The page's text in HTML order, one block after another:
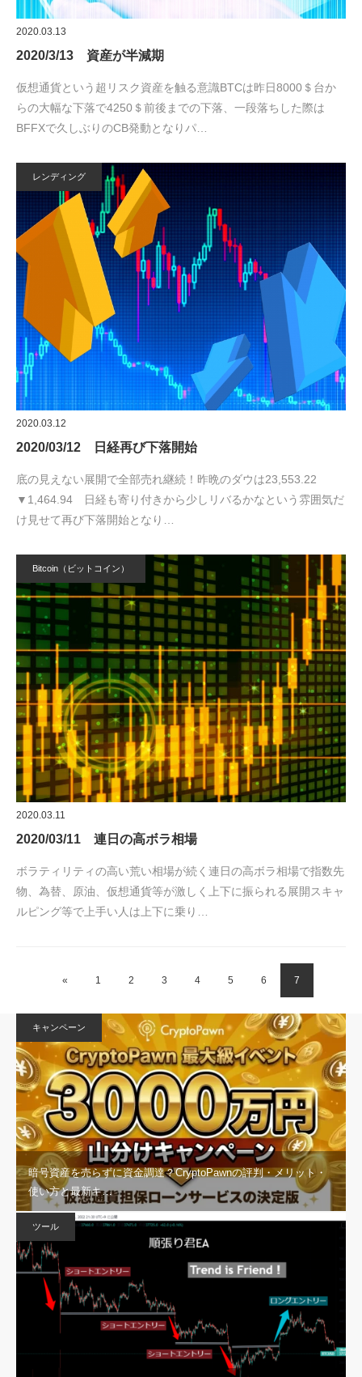
2020.03.13
2020/3/13 資産が半減期
仮想通貨という超リスク資産を触る意識BTCは昨日8000＄台か
らの大幅な下落で4250＄前後までの下落、一段落ちした際は
BFFXで久しぶりのCB発動となりパ…
レンディング
2020.03.12
2020/03/12 日経再び下落開始
底の見えない展開で全部売れ継続！昨晩のダウは23,553.22
▼1,464.94 日経も寄り付きから少しリバるかなという雰囲気だ
け見せて再び下落開始となり…
Bitcoin（ビットコイン）
2020.03.11
2020/03/11 連日の高ボラ相場
ボラティリティの高い荒い相場が続く連日の高ボラ相場で指数先
物、為替、原油、仮想通貨等が激しく上下に振られる展開スキャ
ルピング等で上手い人は上下に乗り…
« 1 2 3 4 5 6 7
キャンペーン
暗号資産を売らずに資金調達？CryptoPawnの評判・メリット・
使い方と最新キ…
ツール